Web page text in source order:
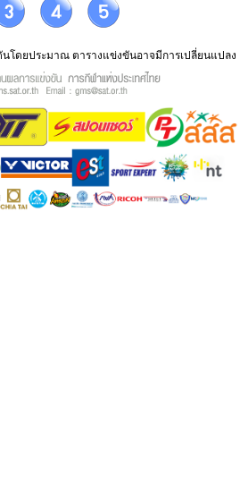
นโดยประมาณ ตารางแข่งขันอาจมีการเปลี่ยนแปลง